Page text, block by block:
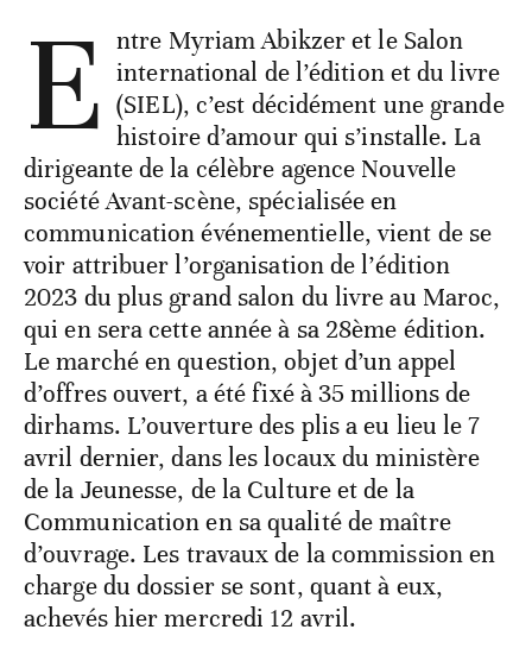
E ntre Myriam Abikzer et le Salon
international de l’édition et du livre
(SIEL), c’est décidément une grande
histoire d’amour qui s’installe. La
dirigeante de la célèbre agence Nouvelle
société Avant-scène, spécialisée en
communication événementielle, vient de se
voir attribuer l’organisation de l’édition
2023 du plus grand salon du livre au Maroc,
qui en sera cette année à sa 28ème édition.
Le marché en question, objet d’un appel
d’offres ouvert, a été fixé à 35 millions de
dirhams. L’ouverture des plis a eu lieu le 7
avril dernier, dans les locaux du ministère
de la Jeunesse, de la Culture et de la
Communication en sa qualité de maître
d’ouvrage. Les travaux de la commission en
charge du dossier se sont, quant à eux,
achevés hier mercredi 12 avril.